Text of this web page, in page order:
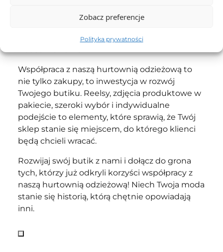
Zobacz preferencje
Polityka prywatności
pytania, służyć pomocą i dostosować ofertę do
Współpraca z naszą hurtownią odzieżową to
nie tylko zakupy, to inwestycja w rozwój
Twojego butiku. Reelsy, zdjęcia produktowe w
pakiecie, szeroki wybór i indywidualne
podejście to elementy, które sprawią, że Twój
sklep stanie się miejscem, do którego klienci
będą chcieli wracać.
Rozwijaj swój butik z nami i dołącz do grona
tych, którzy już odkryli korzyści współpracy z
naszą hurtownią odzieżową! Niech Twoja moda
stanie się historią, którą chętnie opowiadają
inni.